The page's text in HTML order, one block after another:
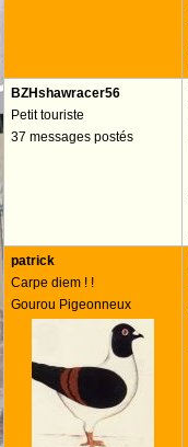
BZHshawracer56
Petit touriste
37 messages postés
patrick
Carpe diem ! !
Gourou Pigeonneux